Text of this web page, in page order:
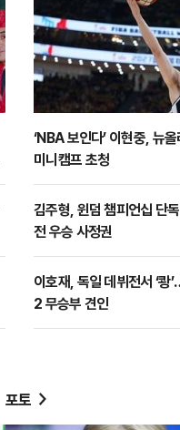
‘NBA 보인다’ 이현중, 뉴
미니캠프 초청
김주형, 윈덤 챔피언십 단
전 우승 사정권
이호재, 독일 데뷔전서 ‘
2 무승부 견인
포토